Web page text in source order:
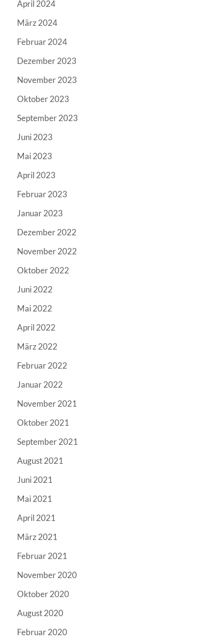
April 2024
März 2024
Februar 2024
Dezember 2023
November 2023
Oktober 2023
September 2023
Juni 2023
Mai 2023
April 2023
Februar 2023
Januar 2023
Dezember 2022
November 2022
Oktober 2022
Juni 2022
Mai 2022
April 2022
März 2022
Februar 2022
Januar 2022
November 2021
Oktober 2021
September 2021
August 2021
Juni 2021
Mai 2021
April 2021
März 2021
Februar 2021
November 2020
Oktober 2020
August 2020
Februar 2020